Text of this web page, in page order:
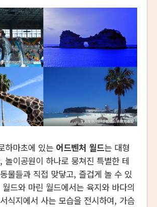
하마초에 있는 어드벤처 월드는 대형
놀이공원이 하나로 뭉쳐진 특별한 테
물들과 직접 맞닿고, 즐겁게 놀 수 있
드와 마린 월드에서는 육지와 바다의
식지에서 사는 모습을 전시하여, 가슴